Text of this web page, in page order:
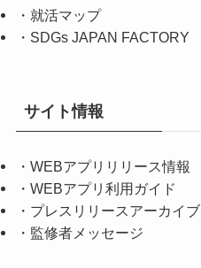
・ 就活マップ
・ SDGs JAPAN FACTORY
サイト情報
・ WEBアプリリリース情報
・ WEBアプリ利用ガイド
・ プレスリリースアーカイブ
・ 監修者メッセージ